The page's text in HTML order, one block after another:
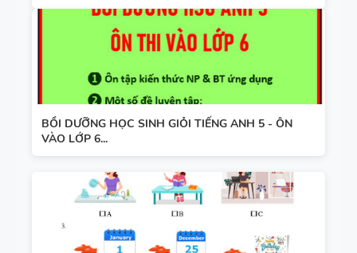
BỒI DƯỠNG HỌC SINH GIỎI TIẾNG ANH 5 - ÔN
VÀO LỚP 6...